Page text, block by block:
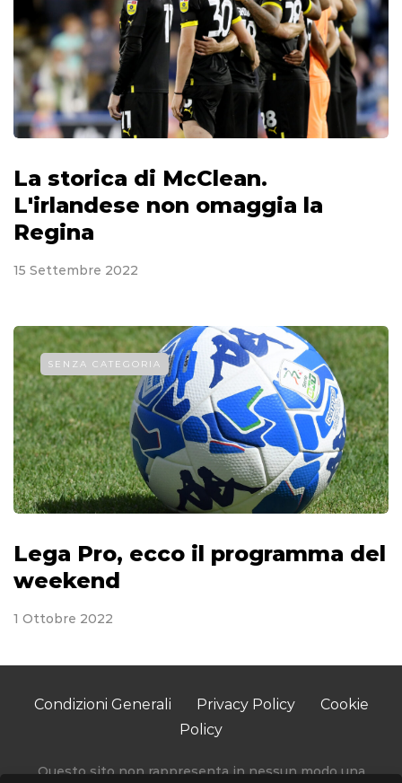
La storica di McClean.
L'irlandese non omaggia la
Regina
15 Settembre 2022
SENZA CATEGORIA
Lega Pro, ecco il programma del
weekend
1 Ottobre 2022
Condizioni Generali Privacy Policy
Cookie
Policy
Questo sito non rappresenta in nessun modo una